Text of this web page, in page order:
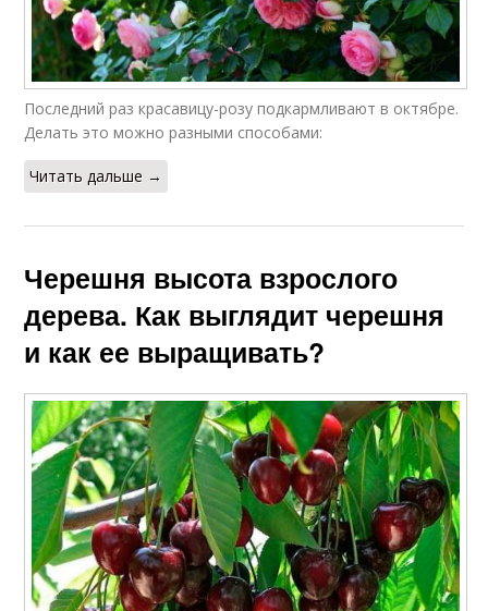
Последний раз красавицу-розу подкармливают в октябре.
Делать это можно разными способами:
Читать дальше →
Черешня высота взрослого
дерева. Как выглядит черешня
и как ее выращивать?